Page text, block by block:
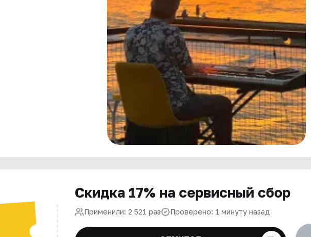
Скидка 17% на сервисный сбор
Применили: 2 521 раз Проверено: 1 минуту назад